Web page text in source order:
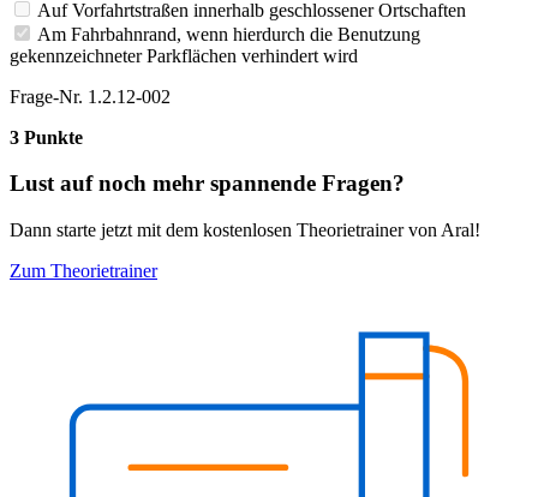
Auf Vorfahrtstraßen innerhalb geschlossener Ortschaften
Am Fahrbahnrand, wenn hierdurch die Benutzung
gekennzeichneter Parkflächen verhindert wird
Frage-Nr. 1.2.12-002
3 Punkte
Lust auf noch mehr spannende Fragen?
Dann starte jetzt mit dem kostenlosen Theorietrainer von Aral!
Zum Theorietrainer